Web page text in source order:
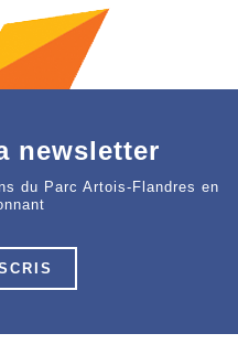
newsletter
du Parc Artois-Flandres en